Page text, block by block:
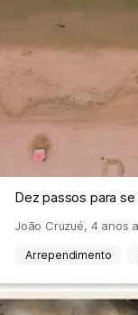
Dez passos para
João Cruzué, 4 anos
Arrependimento